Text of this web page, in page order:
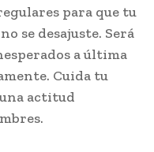
para que tu
se desajuste. Será
a última
Cuida tu
actitud